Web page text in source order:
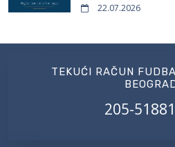
22.07.2026
TEKUĆI RAČUN
205-